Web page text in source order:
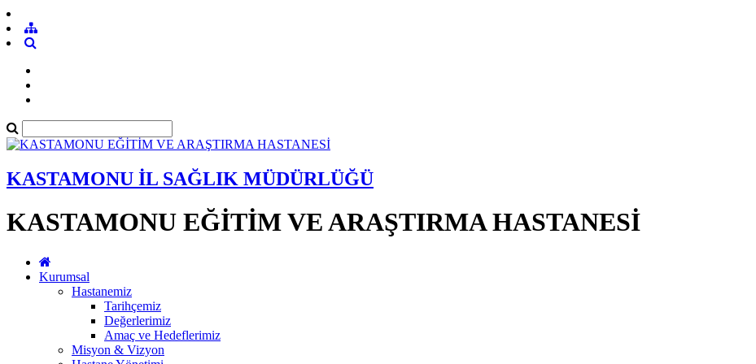
KASTAMONU İL SAĞLIK MÜDÜRLÜĞÜ
KASTAMONU EĞİTİM VE ARAŞTIRMA HASTANESİ
Kurumsal
Hastanemiz
Tarihçemiz
Değerlerimiz
Amaç ve Hedeflerimiz
Misyon & Vizyon